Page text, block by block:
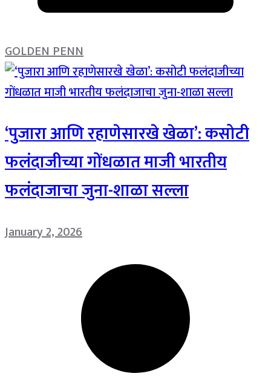
GOLDEN PENN
‘पुजारा आणि रहाणेसारखे खेळा’: कसोटी
फलंदाजीच्या गोंधळात माजी भारतीय
फलंदाजाचा जुना-शाळा सल्ला
January 2, 2026